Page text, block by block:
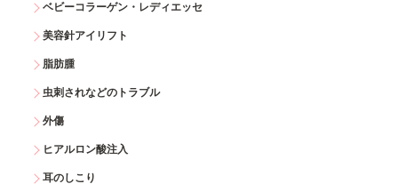
ベビーコラーゲン・レディエッセ
美容針アイリフト
脂肪腫
虫刺されなどのトラブル
外傷
ヒアルロン酸注入
耳のしこり